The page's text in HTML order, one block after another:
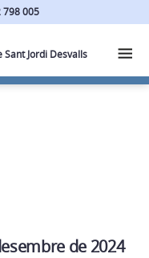
798 005
Jordi Desvalls
de 2024